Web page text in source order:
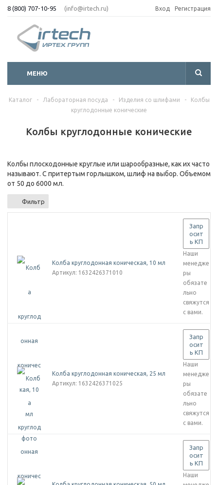
8 (800) 707-10-95 (info@irtech.ru) Вход Регистрация
МЕНЮ
Каталог - Лабораторная посуда - Изделия со шлифами -
Колбы
круглодонные конические
Колбы круглодонные конические
Колбы плоскодонные круглые или шарообразные, как их часто
называют. С притертым горлышком, шлиф на выбор. Объемом
от 50 до 6000 мл.
Фильтр
Колба круглодонная коническая, 10 мл
Артикул: 1632426371010
Запр
осит
ь КП
Наши
менедже
ры
обязате
льно
свяжутся
с вами.
Колба круглодонная коническая, 25 мл
Артикул: 1632426371025
Запр
осит
ь КП
Наши
менедже
ры
обязате
льно
свяжутся
с вами.
Запр
осит
ь КП
Наши